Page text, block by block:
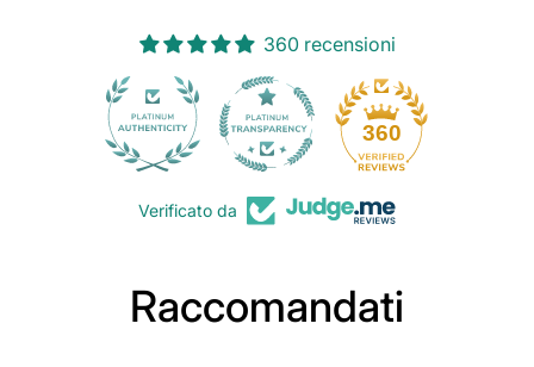
360 recensioni
360
Verificato da
Raccomandati